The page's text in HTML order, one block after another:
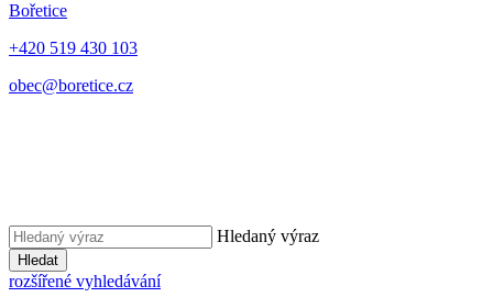
Bořetice
+420 519 430 103
obec@boretice.cz
Hledaný výraz
Hledat
rozšířené vyhledávání